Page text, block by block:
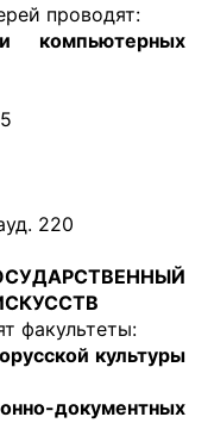
проводят:
компьютерных
220
факультеты:
культуры
документных